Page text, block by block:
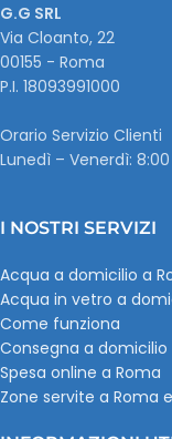
G.G SRL
Via Cloanto, 22
00155 - Roma
P.I. ‭18093991000
Orario Servizio Clienti
Lunedì – Venerdì: 8:00
I NOSTRI SERVIZI
Acqua a domicilio a
Acqua in vetro a
Come funziona
Consegna a domicilio
Spesa online a Roma
Zone servite a Roma